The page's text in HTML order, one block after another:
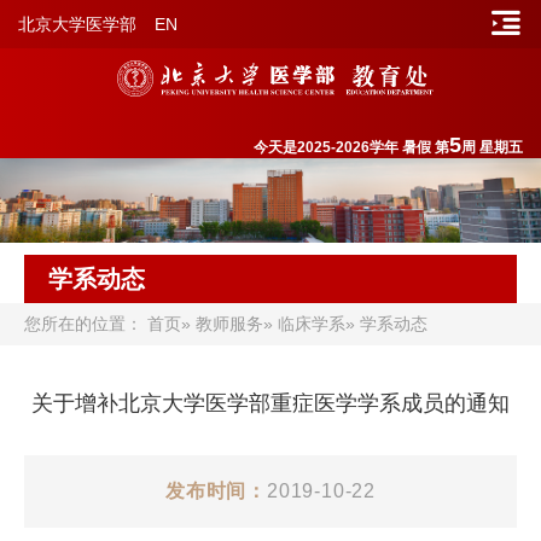
北京大学医学部 EN
今天是2025-2026学年 暑假 第5周 星期五
学系动态
您所在的位置： 首页» 教师服务» 临床学系» 学系动态
关于增补北京大学医学部重症医学学系成员的通知
发布时间： 2019-10-22